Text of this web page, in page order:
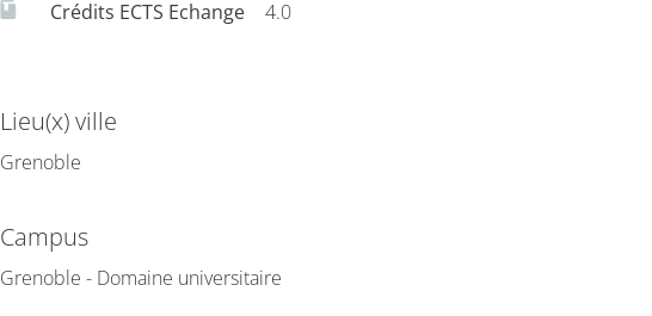
Crédits ECTS Echange 4.0
Lieu(x) ville
Grenoble
Campus
Grenoble - Domaine universitaire